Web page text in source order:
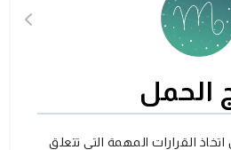
الحمل
القرارات المهمة التي تتعلق